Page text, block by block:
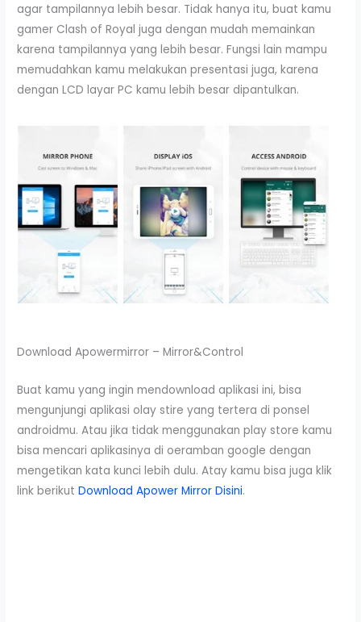
agar tampilannya lebih besar. Tidak hanya itu, buat kamu
gamer Clash of Royal juga dengan mudah memainkan
karena tampilannya yang lebih besar. Fungsi lain mampu
memudahkan kamu melakukan presentasi juga, karena
dengan LCD layar PC kamu lebih besar dipantulkan.
Download Apowermirror – Mirror&Control
Buat kamu yang ingin mendownload aplikasi ini, bisa
mengunjungi aplikasi olay stire yang tertera di ponsel
androidmu. Atau jika tidak menggunakan play store kamu
bisa mencari aplikasinya di oeramban google dengan
mengetikan kata kunci lebih dulu. Atay kamu bisa juga klik
link berikutDownload Apower Mirror Disini.